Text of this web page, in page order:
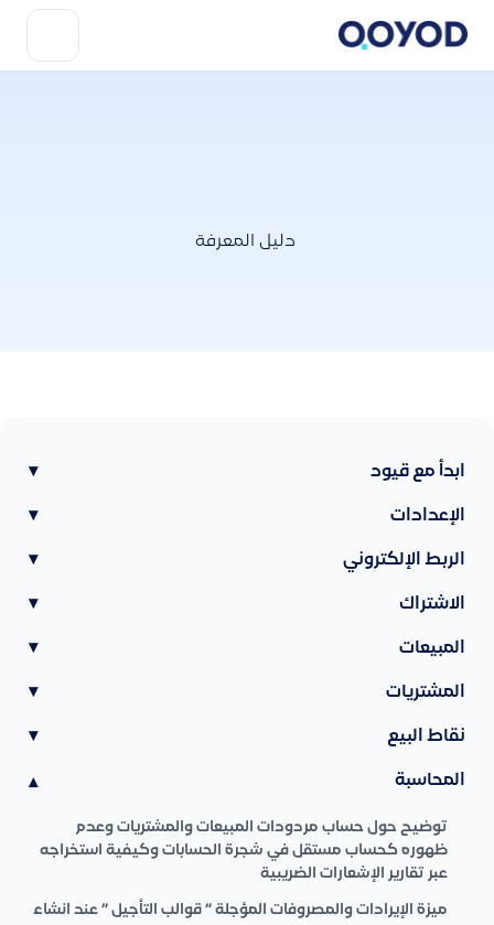
دليل المعرفة
ابدأ مع قيود ▾
الإعدادات ▾
الربط الإلكتروني ▾
الاشتراك ▾
المبيعات ▾
المشتريات ▾
نقاط البيع ▾
المحاسبة ▾
توضيح حول حساب مردودات المبيعات والمشتريات وعدم
ظهوره كحساب مستقل في شجرة الحسابات وكيفية استخراجه
عبر تقارير الإشعارات الضريبية
ميزة الإيرادات والمصروفات المؤجلة ” قوالب التأجيل ” عند انشاء